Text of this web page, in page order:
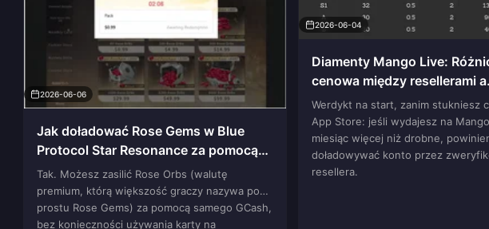
2026-06-06
Jak doładować Rose Gems w Blue
Protocol Star Resonance za pomocą
GCash (bez karty)
Tak. Możesz zasilić Rose Orbs (walutę
premium, którą większość graczy nazywa po
prostu Rose Gems) za pomocą samego GCash,
bez konieczności używania karty na
2026-06-04
Diamenty Mango Live:
cenowa między resellerami a
oficjalnym sklepem
2026)
Werdykt na start, zanim stukniesz
App Store: jeśli wydajesz na
miesiąc więcej niż drobne,
doładowywać konto przez
resellera.